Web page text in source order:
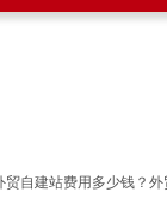
贸自建站费用多少钱？外